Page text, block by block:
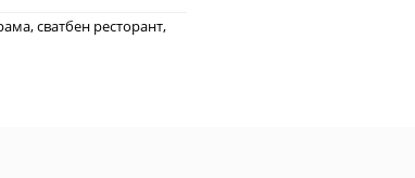
сватбен ресторант,